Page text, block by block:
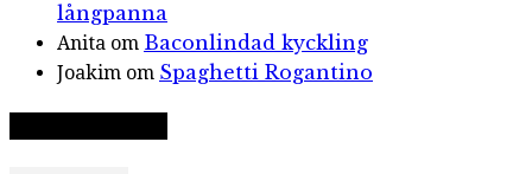
långpanna
Anita om Baconlindad kyckling
Joakim om Spaghetti Rogantino